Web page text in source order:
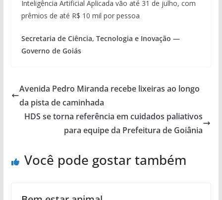
Inteligência Artificial Aplicada vão até 31 de julho, com
prêmios de até R$ 10 mil por pessoa
Secretaria de Ciência, Tecnologia e Inovação —
Governo de Goiás
Avenida Pedro Miranda recebe lixeiras ao longo
da pista de caminhada
HDS se torna referência em cuidados paliativos
para equipe da Prefeitura de Goiânia
Você pode gostar também